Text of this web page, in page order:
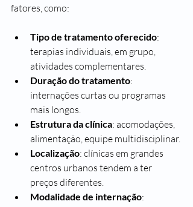
fatores, como:
Tipo de tratamento oferecido:
terapias individuais, em grupo,
atividades complementares.
Duração do tratamento:
internações curtas ou programas
mais longos.
Estrutura da clínica: acomodações,
alimentação, equipe multidisciplinar.
Localização: clínicas em grandes
centros urbanos tendem a ter
preços diferentes.
Modalidade de internação: